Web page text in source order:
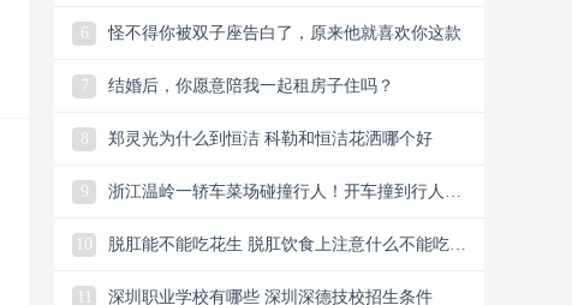
6 怪不得你被双子座告白了，原来他就喜欢你这款
7 结婚后，你愿意陪我一起租房子住吗？
8 郑灵光为什么到恒洁 科勒和恒洁花洒哪个好
9
浙江温岭一轿车菜场碰撞行人！开车撞到行人怎
10
脱肛能不能吃花生 脱肛饮食上注意什么不能吃什
深圳职业学校有哪些 深圳深德技校招生条件